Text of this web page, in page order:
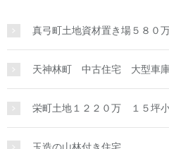
真弓町土地資材置き場５８０
天神林町 中古住宅 大型車
栄町土地１２２０万 １５坪
玉造の山林付き住宅